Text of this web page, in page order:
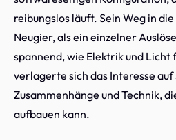
reibungslos läuft. Sein Weg in
Neugier, als ein einzelner
spannend, wie Elektrik und
verlagerte sich das Interesse auf
Zusammenhänge und Technik,
aufbauen kann.